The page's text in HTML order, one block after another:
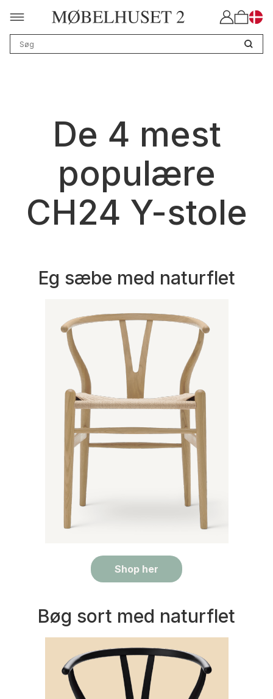
De 4 mest
populære
CH24 Y-stole
Eg sæbe med naturflet
Shop her
Bøg sort med naturflet